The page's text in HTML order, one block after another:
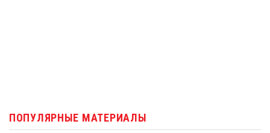
ПОПУЛЯРНЫЕ МАТЕРИАЛЫ